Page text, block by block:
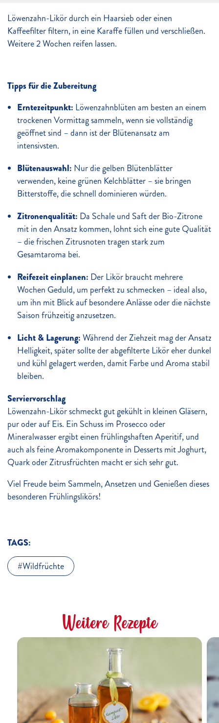
Löwenzahn-Likör durch ein Haarsieb oder einen
Kaffeefilter filtern, in eine Karaffe füllen und verschließen.
Weitere 2 Wochen reifen lassen.
Tipps für die Zubereitung
Erntezeitpunkt: Löwenzahnblüten am besten an einem
trockenen Vormittag sammeln, wenn sie vollständig
geöffnet sind – dann ist der Blütenansatz am
intensivsten.
Blütenauswahl: Nur die gelben Blütenblätter
verwenden, keine grünen Kelchblätter – sie bringen
Bitterstoffe, die schnell dominieren würden.
Zitronenqualität: Da Schale und Saft der Bio-Zitrone
mit in den Ansatz kommen, lohnt sich eine gute Qualität
– die frischen Zitrusnoten tragen stark zum
Gesamtaroma bei.
Reifezeit einplanen: Der Likör braucht mehrere
Wochen Geduld, um perfekt zu schmecken – ideal also,
um ihn mit Blick auf besondere Anlässe oder die nächste
Saison frühzeitig anzusetzen.
Licht & Lagerung:Während der Ziehzeit mag der Ansatz
Helligkeit, später sollte der abgefilterte Likör eher dunkel
und kühl gelagert werden, damit Farbe und Aroma stabil
bleiben.
Serviervorschlag
Löwenzahn-Likör schmeckt gut gekühlt in kleinen Gläsern,
pur oder auf Eis. Ein Schuss im Prosecco oder
Mineralwasser ergibt einen frühlingshaften Aperitif, und
auch als feine Aromakomponente in Desserts mit Joghurt,
Quark oder Zitrusfrüchten macht er sich sehr gut.
Viel Freude beim Sammeln, Ansetzen und Genießen dieses
besonderen Frühlingslikörs!
TAGS:
Wildfrüchte
Weitere Rezepte